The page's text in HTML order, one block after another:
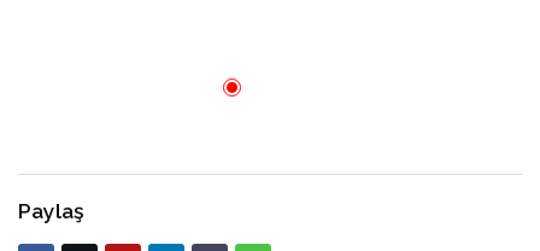
Paylaş